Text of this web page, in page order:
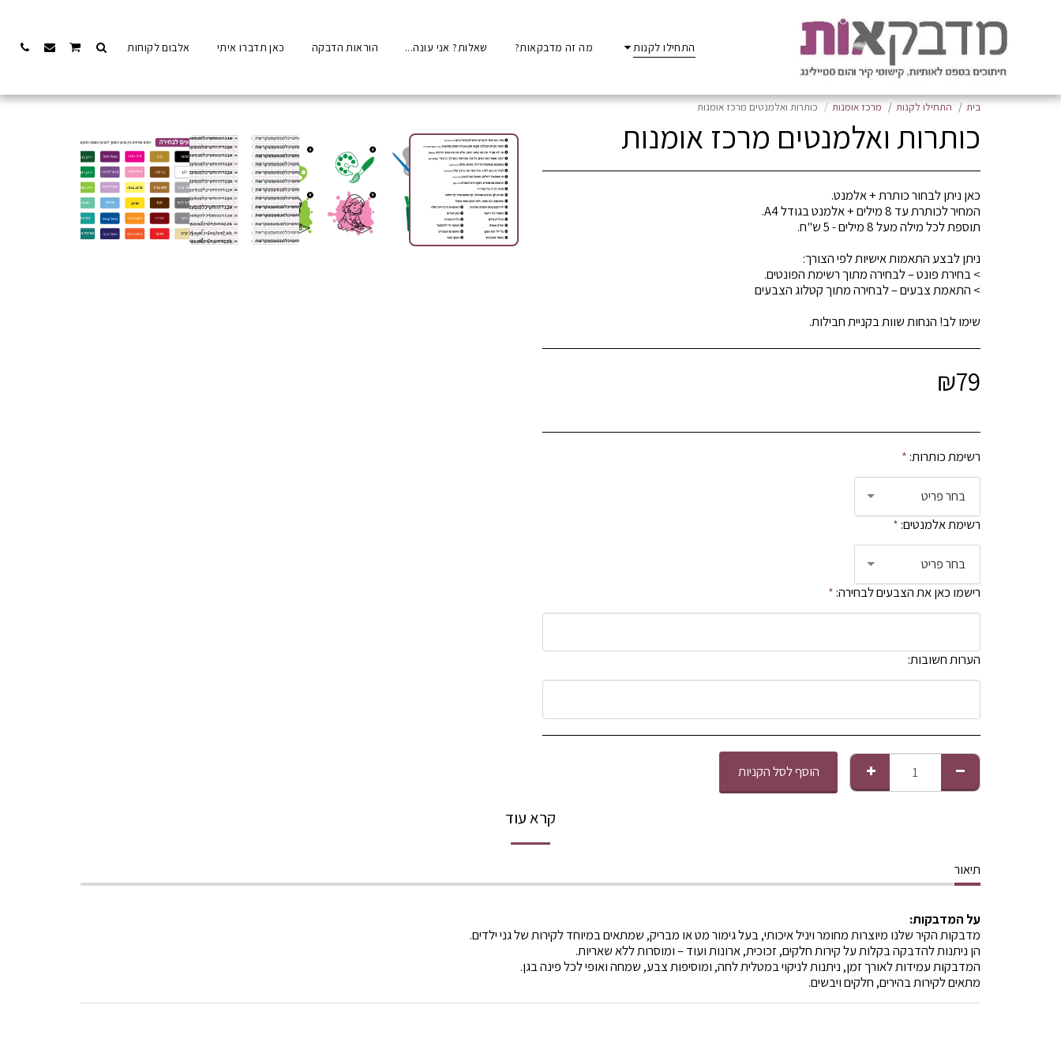
התחילו לקנות מה זה מדבקאות? שאלות? אני עונה... הוראות הדבקה כאן תדברו איתי אלבום לקוחות
בית התחילו לקנות מרכז אומנות כותרות ואלמנטים מרכז אומנות
כותרות ואלמנטים מרכז אומנות
שימו לב! הנחות שוות בקניית חבילות.
₪79
רשימת כותרות: *
בחר פריט
רשימת אלמנטים: *
בחר פריט
רישמו כאן את הצבעים לבחירה: *
הערות חשובות:
הוסף לסל הקניות
קרא עוד
תיאור
על המדבקות:
מדבקות הקיר שלנו מיוצרות מחומר ויניל איכותי, בעל גימור מט או מבריק, שמתאים במיוחד לקירות של גני ילדים.
הן ניתנות להדבקה בקלות על קירות חלקים, זכוכית, ארונות ועוד – ומוסרות ללא שאריות.
המדבקות עמידות לאורך זמן, ניתנות לניקוי במטלית לחה, ומוסיפות צבע, שמחה ואופי לכל פינה בגן.
מתאים לקירות בהירים, חלקים ויבשים.